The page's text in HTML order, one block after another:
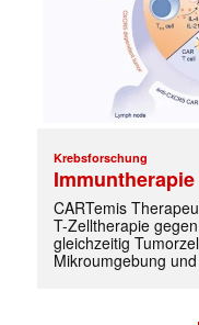
Krebsforschung
CARTemis
T-Zelltherapie
gleichzeitig
Mikroumgebung